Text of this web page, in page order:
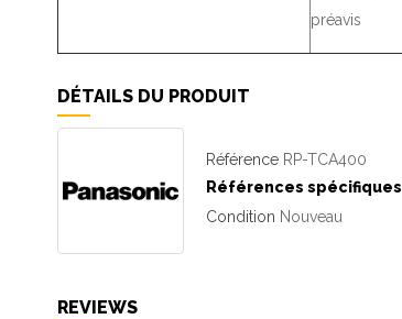
préavis
DÉTAILS DU PRODUIT
Référence RP-TCA400
Références spécifiques
Condition Nouveau
REVIEWS